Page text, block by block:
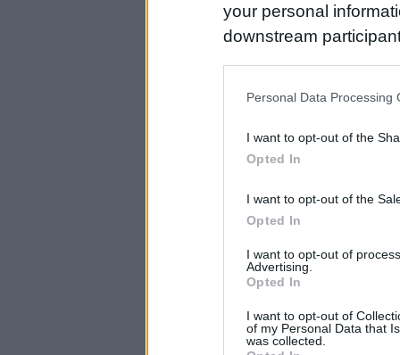
your personal
downstream
us to third parties on
Personal Data Processing
I want to opt-out of the
Opted In
I want to opt-out of the
Opted In
I want to opt-out of
Advertising.
Opted In
I want to opt-out of
of my Personal Data that
was collected.